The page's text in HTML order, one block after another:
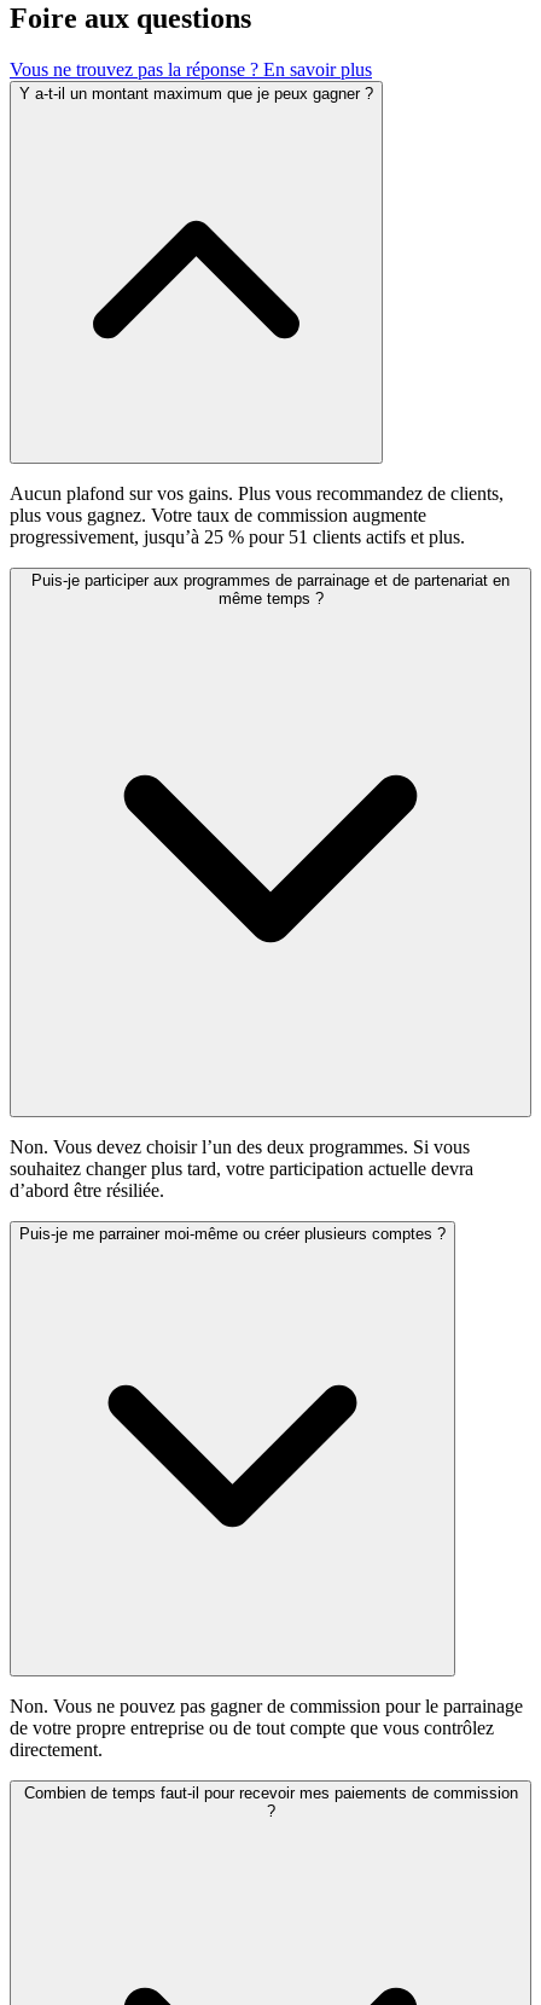
Foire aux questions
Vous ne trouvez pas la réponse ? En savoir plus
Y a-t-il un montant maximum que je peux gagner ?
Aucun plafond sur vos gains. Plus vous recommandez de clients,
plus vous gagnez. Votre taux de commission augmente
progressivement, jusqu’à 25 % pour 51 clients actifs et plus.
Puis-je participer aux programmes de parrainage et de partenariat en
même temps ?
Non. Vous devez choisir l’un des deux programmes. Si vous
souhaitez changer plus tard, votre participation actuelle devra
d’abord être résiliée.
Puis-je me parrainer moi-même ou créer plusieurs comptes ?
Non. Vous ne pouvez pas gagner de commission pour le parrainage
de votre propre entreprise ou de tout compte que vous contrôlez
directement.
Combien de temps faut-il pour recevoir mes paiements de commission
?